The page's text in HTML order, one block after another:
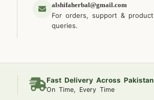
alshifaherbal@gmail.com
For orders, support & product
queries.
Fast Delivery Across Pakistan
On Time, Every Time